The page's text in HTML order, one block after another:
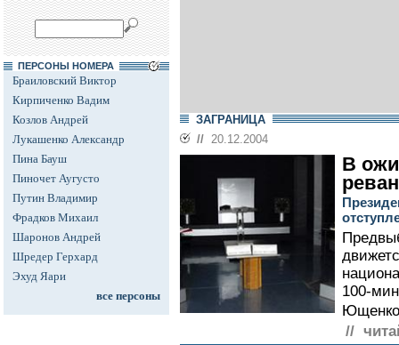
ПЕРСОНЫ НОМЕРА
Браиловский Виктор
Кирпиченко Вадим
Козлов Андрей
Лукашенко Александр
Пина Бауш
Пиночет Аугусто
Путин Владимир
Фрадков Михаил
Шаронов Андрей
Шредер Герхард
Эхуд Яари
все персоны
ЗАГРАНИЦА
// 20.12.2004
В
100-
//